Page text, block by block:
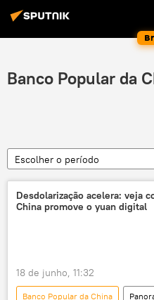
Banco Popular da
Escolher o período
Desdolarização acelera: veja
China promove o yuan digital
18 de junho, 11:32
Banco Popular da China